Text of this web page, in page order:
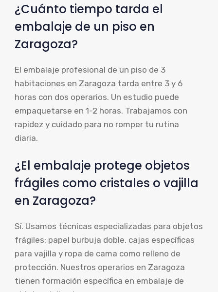
¿Cuánto tiempo tarda el
embalaje de un piso en
Zaragoza?
El embalaje profesional de un piso de 3
habitaciones en Zaragoza tarda entre 3 y 6
horas con dos operarios. Un estudio puede
empaquetarse en 1-2 horas. Trabajamos con
rapidez y cuidado para no romper tu rutina
diaria.
¿El embalaje protege objetos
frágiles como cristales o vajilla
en Zaragoza?
Sí. Usamos técnicas especializadas para objetos
frágiles: papel burbuja doble, cajas específicas
para vajilla y ropa de cama como relleno de
protección. Nuestros operarios en Zaragoza
tienen formación específica en embalaje de